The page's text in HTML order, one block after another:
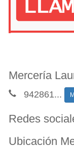
Mercería
942861...
Redes
Ubicación